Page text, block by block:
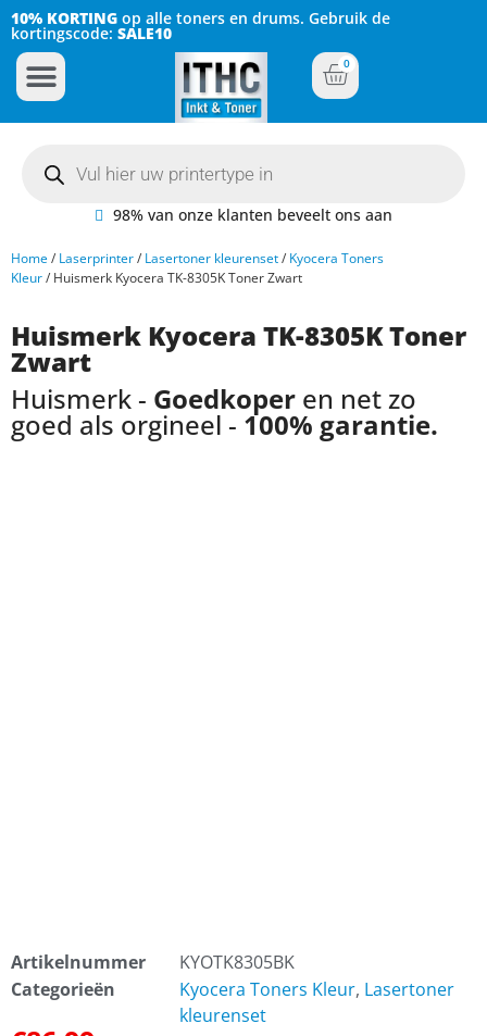
10% KORTING op alle toners en drums. Gebruik de
kortingscode: SALE10
0
98% van onze klanten beveelt ons aan
Home/ Laserprinter/ Lasertoner kleurenset/ Kyocera Toners
Kleur/ Huismerk Kyocera TK-8305K Toner Zwart
Huismerk Kyocera TK-8305K Toner
Zwart
Huismerk - Goedkoper en net zo
goed als orgineel - 100% garantie.
Artikelnummer
KYOTK8305BK
Categorieën
Kyocera Toners Kleur, Lasertoner
kleurenset